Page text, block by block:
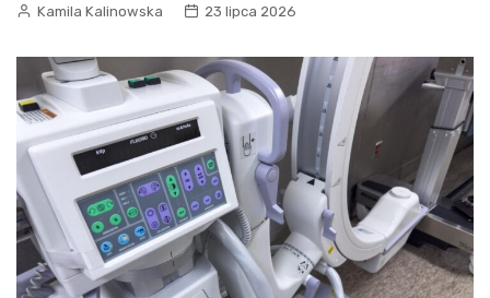
Kamila Kalinowska 23 lipca 2026